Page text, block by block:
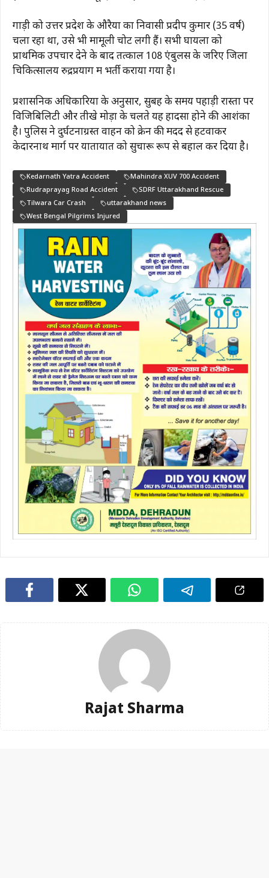
गाड़ी को उत्तर प्रदेश के औरैया का निवासी प्रदीप कुमार (35 वर्ष)
चला रहा था, उसे भी मामूली चोटें लगी हैं। सभी घायलों को
प्राथमिक उपचार देने के बाद तत्काल 108 एंबुलेंस के जरिए जिला
चिकित्सालय रुद्रप्रयाग में भर्ती कराया गया है।
प्रशासनिक अधिकारियों के अनुसार, सुबह के समय पहाड़ी रास्तों पर
विजिबिलिटी और तीखे मोड़ों के चलते यह हादसा होने की आशंका
है। पुलिस ने दुर्घटनाग्रस्त वाहन को क्रेन की मदद से हटवाकर
केदारनाथ मार्ग पर यातायात को सुचारू रूप से बहाल कर दिया है।
Kedarnath Yatra Accident
Mahindra XUV 700 Accident
Rudraprayag Road Accident
SDRF Uttarakhand Rescue
Tilwara Car Crash
uttarakhand news
West Bengal Pilgrims Injured
Rajat Sharma